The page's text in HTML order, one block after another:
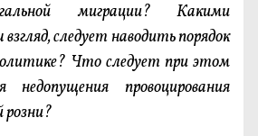
миграции? Какими
следует наводить порядок
Что следует при этом
недопущения провоцирования